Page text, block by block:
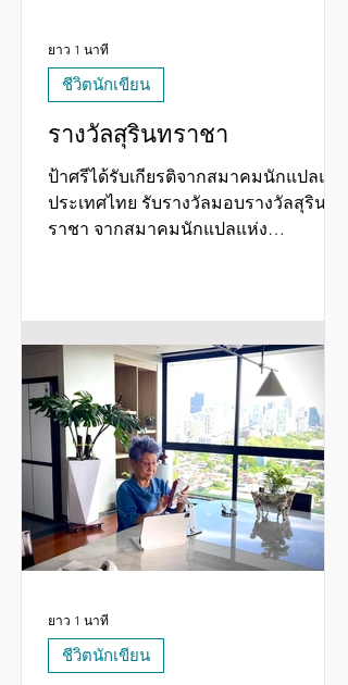
รางวัลสุรินทราชา
ป้าศรีได้รับเกียรติจากสมาคมนักแปลแห่ง
ประเทศไทย รับรางวัลมอบรางวัลสุรินท
ราชา จากสมาคมนักแปลแห่ง
ชีวิตนักเขียน
ยาว 1 นาที
ชีวิตนักเขียน
ยาว 1 นาที